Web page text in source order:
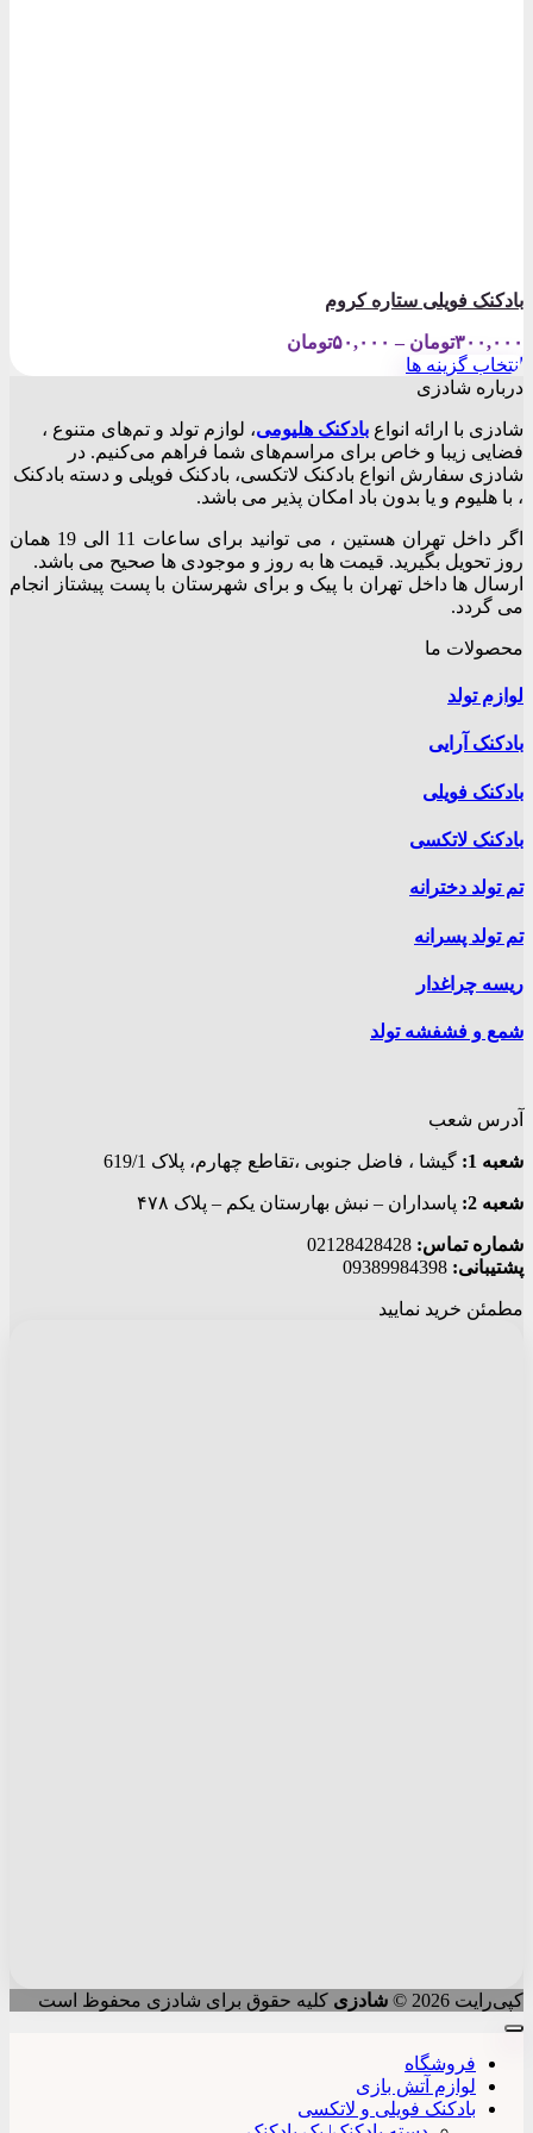
بادکنک فویلی ستاره کروم
۳۰۰,۰۰۰تومان – ۵۰,۰۰۰تومان
۳۰۰,۰۰۰تومان
انتخاب گزینه ها
این
دارای
انواع
مختلفی
می
گزینه
ها
ممکن
است
صفحه
انتخاب
درباره شادزی
شادزی با ارائه انواع بادکنک‌ هلیومی، لوازم تولد و تم‌های متنوع ،
فضایی زیبا و خاص برای مراسم‌های شما فراهم می‌کنیم. در
شادزی سفارش انواع بادکنک لاتکسی، بادکنک فویلی و دسته بادکنک
، با هلیوم و یا بدون باد امکان پذیر می باشد.
اگر داخل تهران هستین ، می توانید برای ساعات 11 الی 19 همان
روز تحویل بگیرید. قیمت ها به روز و موجودی ها صحیح می باشد.
ارسال ها داخل تهران با پیک و برای شهرستان با پست پیشتاز انجام
می گردد.
محصولات ما
لوازم تولد
بادکنک آرایی
بادکنک فویلی
بادکنک لاتکسی
تم تولد دخترانه
تم تولد پسرانه
ریسه چراغدار
شمع و فشفشه تولد
آدرس شعب
شعبه 1: گيشا ، فاضل جنوبی ،تقاطع چهارم، پلاک 619/1
شعبه 2: پاسداران – نبش بهارستان یکم – پلاک ۴۷۸
شماره تماس:
پشتیبانی:
مطمئن خرید نمایید
کپی‌رایت 2026 © شادزی کلیه حقوق برای شادزی محفوظ است
فروشگاه
لوازم آتش بازی
بادکنک فویلی و لاتکسی